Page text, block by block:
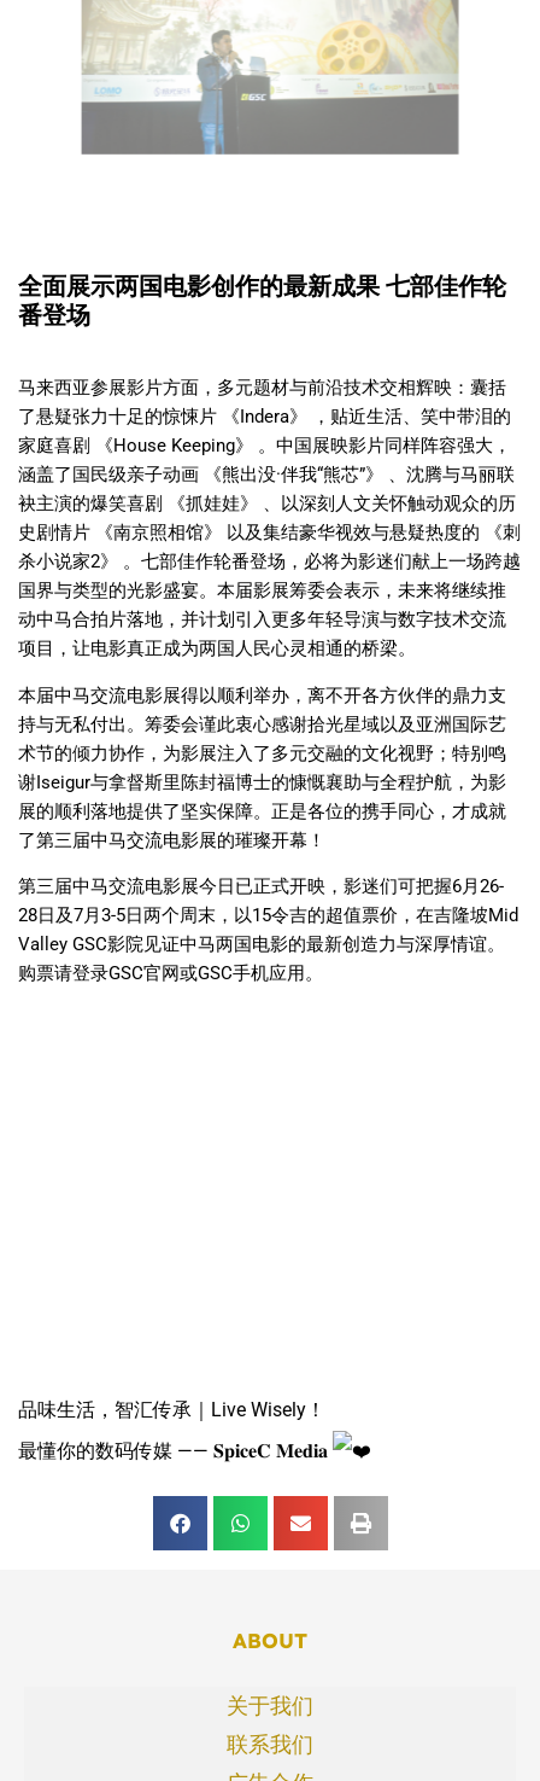
全面展示两国电影创作的最新成果 七部佳作轮
番登场
马来西亚参展影片方面，多元题材与前沿技术交相辉映：囊括
了悬疑张力十足的惊悚片 《Indera》 ，贴近生活、笑中带泪的
家庭喜剧 《House Keeping》 。中国展映影片同样阵容强大，
涵盖了国民级亲子动画 《熊出没·伴我“熊芯”》 、沈腾与马丽联
袂主演的爆笑喜剧 《抓娃娃》 、以深刻人文关怀触动观众的历
史剧情片 《南京照相馆》 以及集结豪华视效与悬疑热度的 《刺
杀小说家2》 。七部佳作轮番登场，必将为影迷们献上一场跨越
国界与类型的光影盛宴。本届影展筹委会表示，未来将继续推
动中马合拍片落地，并计划引入更多年轻导演与数字技术交流
项目，让电影真正成为两国人民心灵相通的桥梁。
本届中马交流电影展得以顺利举办，离不开各方伙伴的鼎力支
持与无私付出。筹委会谨此衷心感谢拾光星域以及亚洲国际艺
术节的倾力协作，为影展注入了多元交融的文化视野；特别鸣
谢Iseigur与拿督斯里陈封福博士的慷慨襄助与全程护航，为影
展的顺利落地提供了坚实保障。正是各位的携手同心，才成就
了第三届中马交流电影展的璀璨开幕！
第三届中马交流电影展今日已正式开映，影迷们可把握6月26-
28日及7月3-5日两个周末，以15令吉的超值票价，在吉隆坡Mid
Valley GSC影院见证中马两国电影的最新创造力与深厚情谊。
购票请登录GSC官网或GSC手机应用。
品味生活，智汇传承｜Live Wisely！
最懂你的数码传媒 —— 𝐒𝐩𝐢𝐜𝐞𝐂 𝐌𝐞𝐝𝐢𝐚
ABOUT
关于我们
联系我们